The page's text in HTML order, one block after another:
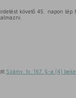
követő 45. napon lép
Számv. tv. 167. §-a (4)